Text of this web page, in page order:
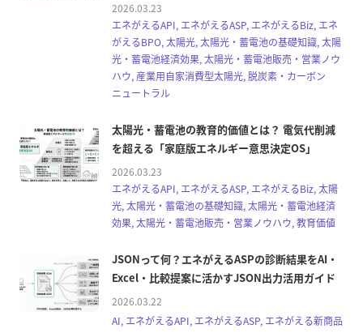
2026.03.23
エネがえるAPI, エネがえるASP, エネがえるBiz, エネ
がえるBPO, 太陽光, 太陽光・蓄電池の基礎知識, 太陽
光・蓄電池経済効果, 太陽光・蓄電池販売・営業ノウ
ハウ, 産業用自家消費型太陽光, 脱炭素・カーボン
ニュートラル
太陽光・蓄電池の教育的価値とは？ 電気代削減
を超える「家庭版エネルギー意思決定OS」
2026.03.23
エネがえるAPI, エネがえるASP, エネがえるBiz, 太陽
光, 太陽光・蓄電池の基礎知識, 太陽光・蓄電池経済
効果, 太陽光・蓄電池販売・営業ノウハウ, 教育価値
JSONって何？エネがえるASPの診断結果をAI・
Excel・比較提案に活かすJSON出力活用ガイド
2026.03.22
AI, エネがえるAPI, エネがえるASP, エネがえる新商品